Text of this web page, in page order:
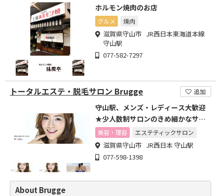
ホルモン焼肉のお店
グルメ 焼肉
滋賀県守山市 JR西日本東海道本線
守山駅
077-582-7297
トータルエステ・脱毛サロン Brugge 追加
守山駅、メンズ・レディース大歓迎
★少人数制サロンのきめ細かなサー
ビスをご提供いたします!
美容・理容 エステティックサロン
滋賀県守山市 JR西日本 守山駅
077-598-1398
About Brugge